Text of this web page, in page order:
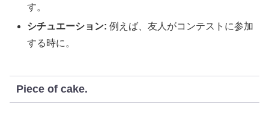
す。
シチュエーション: 例えば、友人がコンテストに参加
する時に。
Piece of cake.